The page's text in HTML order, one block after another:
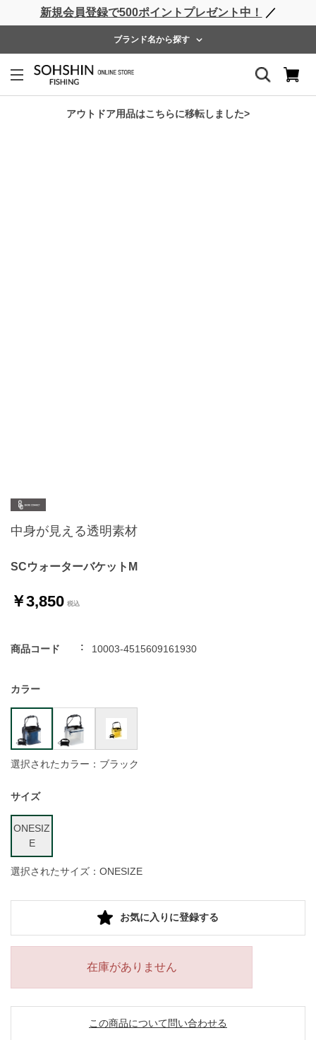
新規会員登録で500ポイントプレゼント中！ ／
ブランド名から探す
アウトドア用品はこちらに移転しました>
ライフベスト ウェーダー レインウェア フットウェア
ホーム > SHORE CONNECT
SCウォーターバケットM
中身が見える透明素材
￥3,850
商品コード 10003-4515609161930
カラー
選択されたカラー：ブラック
サイズ
ONESIZ
E
選択されたサイズ：ONESIZE
お気に入りに登録する
在庫がありません
この商品について問い合わせる